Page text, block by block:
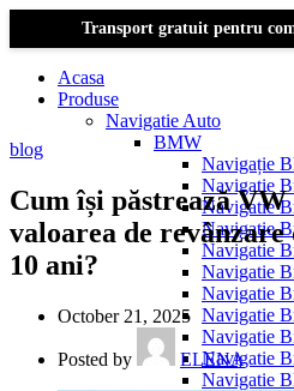
Transport gratuit pentru
Acasa
Produse
Navigatie Auto
BMW
Navigație
Navigatie
Navigatie
Navigatie
Navigatie
Navigatie
Navigatie
Navigatie
Navigatie
Navigatie
Navigatie
blog
Cum își păstrează
valoarea de revânzare
10 ani?
October 21, 2025
Posted by ELENA